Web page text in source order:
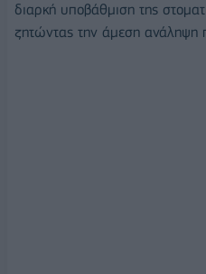
διαρκή υποβάθμιση της
ζητώντας την άμεση ανάληψη